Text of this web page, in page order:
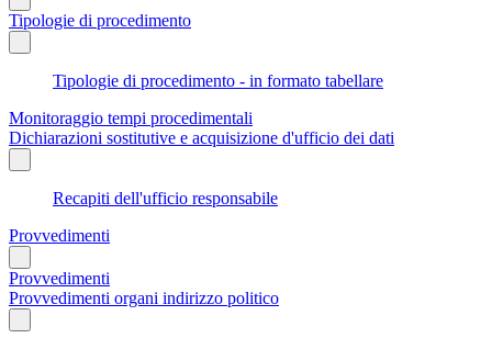
Tipologie di procedimento
Tipologie di procedimento - in formato tabellare
Monitoraggio tempi procedimentali
Dichiarazioni sostitutive e acquisizione d'ufficio dei dati
Recapiti dell'ufficio responsabile
Provvedimenti
Provvedimenti
Provvedimenti organi indirizzo politico